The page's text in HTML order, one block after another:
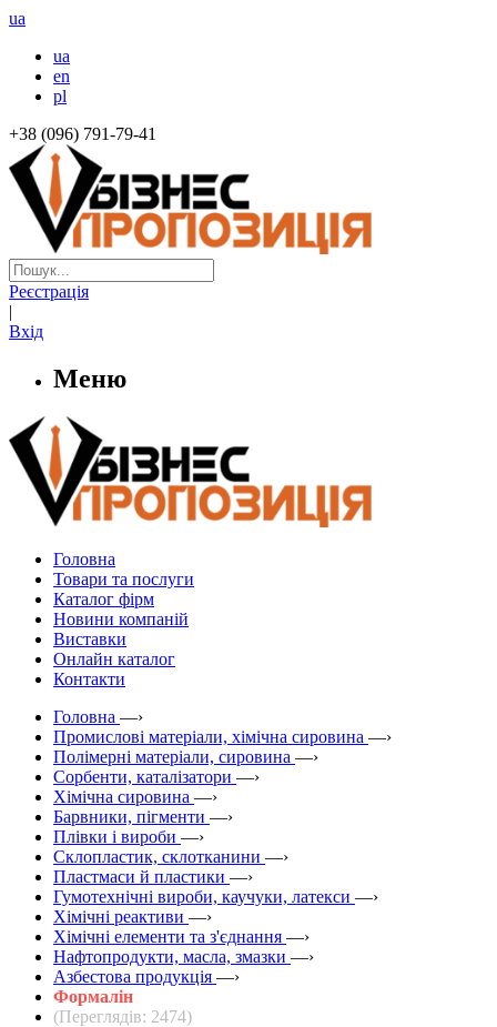
ua
ua
en
pl
+38 (096) 791-79-41
Реєстрація
|
Вхід
Меню
Головна
Товари та послуги
Каталог фірм
Новини компаній
Виставки
Онлайн каталог
Контакти
Головна —›
Промислові матеріали, хімічна сировина —›
Полімерні матеріали, сировина —›
Сорбенти, каталізатори —›
Хімічна сировина —›
Барвники, пігменти —›
Плівки і вироби —›
Склопластик, склотканини —›
Пластмаси й пластики —›
Гумотехнічні вироби, каучуки, латекси —›
Хімічні реактиви —›
Хімічні елементи та з'єднання —›
Нафтопродукти, масла, змазки —›
Азбестова продукція —›
Формалін
(Переглядів: 2474)